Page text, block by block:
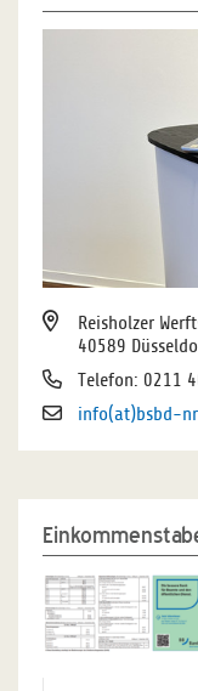
Reisholzer
40589
Telefon: 0211
info(at)bsbd-